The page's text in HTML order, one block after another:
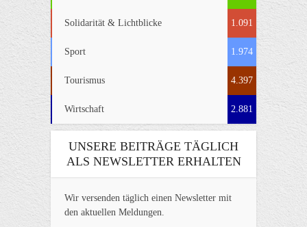
Solidarität & Lichtblicke 1.091
Sport 1.974
Tourismus 4.397
Wirtschaft 2.881
UNSERE BEITRÄGE TÄGLICH
ALS NEWSLETTER ERHALTEN
Wir versenden täglich einen Newsletter mit
den aktuellen Meldungen.